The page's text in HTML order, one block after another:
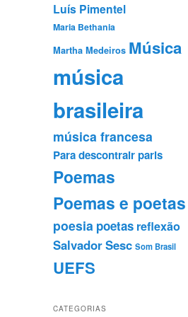
Luís Pimentel
Maria Bethania
Martha Medeiros Música
música
brasileira
música francesa
Para descontrairparis
Poemas
Poemas e poetas
poesia poetas reflexão
SalvadorSesc Som Brasil
UEFS
CATEGORIAS